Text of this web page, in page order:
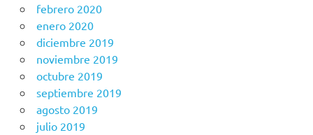
febrero 2020
enero 2020
diciembre 2019
noviembre 2019
octubre 2019
septiembre 2019
agosto 2019
julio 2019